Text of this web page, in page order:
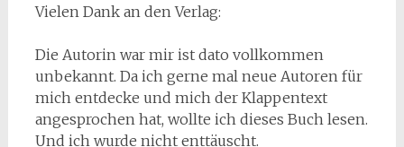
Vielen Dank an den Verlag:
Die Autorin war mir ist dato vollkommen
unbekannt. Da ich gerne mal neue Autoren für
mich entdecke und mich der Klappentext
angesprochen hat, wollte ich dieses Buch lesen.
Und ich wurde nicht enttäuscht.